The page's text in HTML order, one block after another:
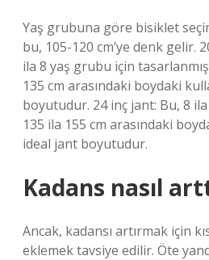
Yaş grubuna göre bisiklet
bu, 105-120 cm’ye denk gelir.
ila 8 yaş grubu için
135 cm arasındaki boydaki
boyutudur. 24 inç jant: Bu, 8
135 ila 155 cm arasındaki
ideal jant boyutudur.
Kadans nasıl
Ancak, kadansı artırmak için
eklemek tavsiye edilir. Öte